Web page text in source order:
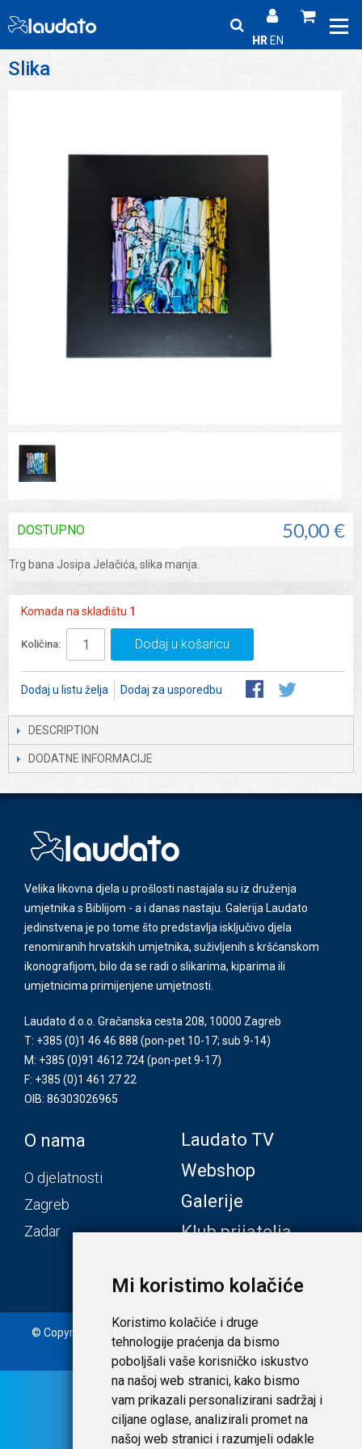
Mi koristimo kolačiće
Koristimo kolačiće i druge
tehnologije praćenja da bismo
poboljšali vaše korisničko iskustvo
na našoj web stranici, kako bismo
vam prikazali personalizirani sadržaj i
ciljane oglase, analizirali promet na
našoj web stranici i razumjeli odakle
HR EN
Slika
50,00 €
DOSTUPNO
Trg bana Josipa Jelačića, slika manja.
Komada na skladištu 1
Količina: Dodaj u košaricu
Dodaj u listu želja Dodaj za usporedbu
DESCRIPTION
DODATNE INFORMACIJE
Velika likovna djela u prošlosti nastajala su iz druženja
umjetnika s Biblijom - a i danas nastaju. Galerija Laudato
jedinstvena je po tome što predstavlja isključivo djela
renomiranih hrvatskih umjetnika, suživljenih s kršćanskom
ikonografijom, bilo da se radi o slikarima, kiparima ili
umjetnicima primijenjene umjetnosti.
Laudato d.o.o. Gračanska cesta 208, 10000 Zagreb
T: +385 (0)1 46 46 888 (pon-pet 10-17; sub 9-14)
M: +385 (0)91 4612 724(pon-pet 9-17)
F: +385 (0)1 461 27 22
OIB: 86303026965
O nama
O djelatnosti
Zagreb
Zadar
Laudato TV
Webshop
Galerije
Klub prijatelja
© Copyright 2020. Laudato d.o.o. | Tečaj konverzije: 1 EUR =
7,53450 HRK | Uvjeti i privatnost